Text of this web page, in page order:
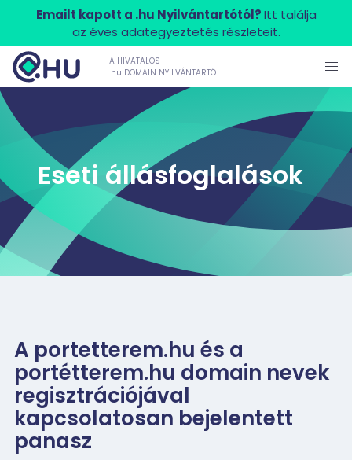
Emailt kapott a .hu Nyilvántartótól?Itt találja
az éves adategyeztetés részleteit.
A HIVATALOS
.hu DOMAIN NYILVÁNTARTÓ
Eseti állásfoglalások
A portetterem.hu és a
portétterem.hu domain nevek
regisztrációjával
kapcsolatosan bejelentett
panasz